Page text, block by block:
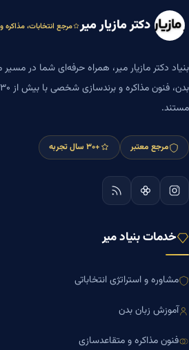
دکتر مازیار میر مرجع انتخابات، مذاکره
بنیاد دکتر مازیار میر، همراه حرفه‌ای شما در مسیر
مستند.
مرجع معتبر +۳۰ سال تجربه
خدمات بنیاد میر
مشاوره و استراتژی انتخاباتی
آموزش زبان بدن
فنون مذاکره و متقاعدسازی